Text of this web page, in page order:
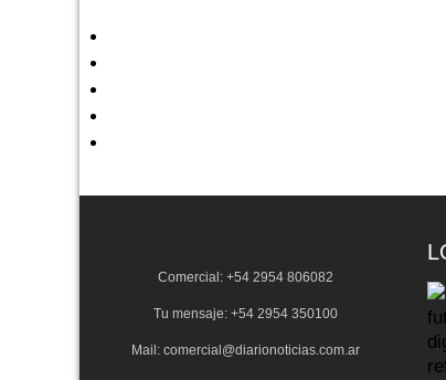
Comercial: +54 2954 806082
Tu mensaje: +54 2954 350100
Mail: comercial@diarionoticias.com.ar